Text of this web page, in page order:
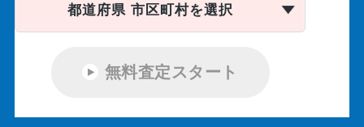
都道府県 市区町村を選択
無料査定スタート